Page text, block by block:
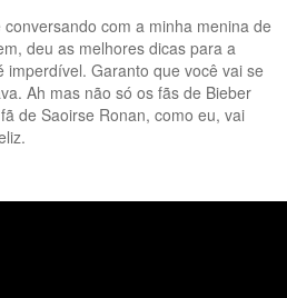
com a minha menina de
deu as melhores dicas para a
imperdível. Garanto que você vai se
Ah mas não só os fãs de Bieber
de Saoirse Ronan, como eu, vai